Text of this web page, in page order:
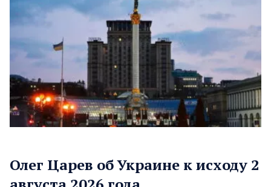
Олег Царев об Украине к исходу 2